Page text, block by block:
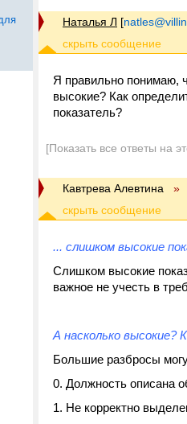
Наталья Л [
Я правильно понимаю,
высокие? Как
показатель?
[Показать все ответы на
Кавтрева Алевтина »
... слишком высокие
Слишком высокие
важное не учесть в
А насколько высокие?
Большие разбросы
0. Должность описана
1. Не корректно